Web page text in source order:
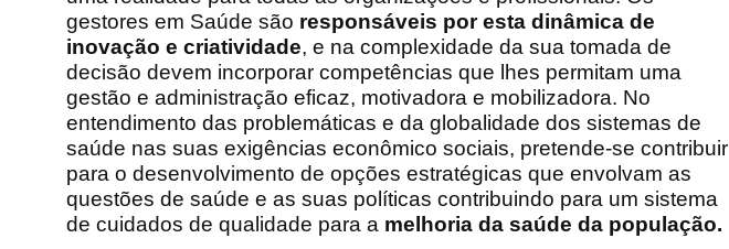
gestores em Saúde são responsáveis por esta dinâmica de
inovação e criatividade, e na complexidade da sua tomada de
decisão devem incorporar competências que lhes permitam uma
gestão e administração eficaz, motivadora e mobilizadora. No
entendimento das problemáticas e da globalidade dos sistemas de
saúde nas suas exigências econômico sociais, pretende-se contribuir
para o desenvolvimento de opções estratégicas que envolvam as
questões de saúde e as suas políticas contribuindo para um sistema
de cuidados de qualidade para a melhoria da saúde da população.